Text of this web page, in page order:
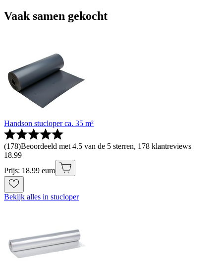
Vaak samen gekocht
Handson stucloper ca. 35 m²
(178)Beoordeeld met 4.5 van de 5 sterren, 178 klantreviews
18.99
Prijs: 18.99 euro
Bekijk alles in stucloper